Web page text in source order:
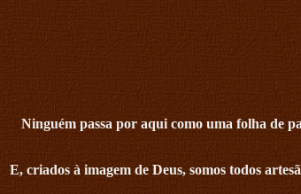
Ninguém passa por aqui como uma folha de
E, criados à imagem de Deus, somos todos